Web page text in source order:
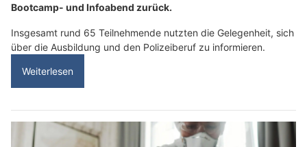
Bootcamp- und Infoabend zurück.
Insgesamt rund 65 Teilnehmende nutzten die Gelegenheit, sich
über die Ausbildung und den Polizeiberuf zu informieren.
Weiterlesen